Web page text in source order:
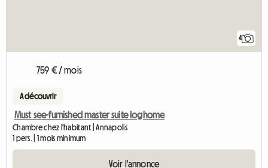
4
759 € / mois
A découvrir
Must see-furnished master suite loghome
Chambre chez l'habitant | Annapolis
1 pers. | 1 mois minimum
Voir l'annonce